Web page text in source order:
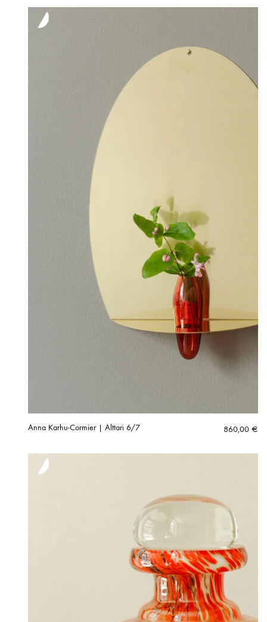
Anna Karhu-Cormier | Alttari 6/7 860,00 €